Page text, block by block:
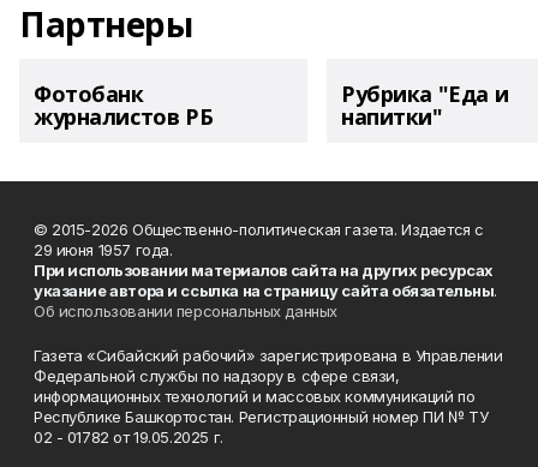
Партнеры
Фотобанк
журналистов РБ
Рубрика "Еда и
напитки"
© 2015-2026 Общественно-политическая газета. Издается с
29 июня 1957 года.
При использовании материалов сайта на других ресурсах
указание автора и ссылка на страницу сайта обязательны.
Об использовании персональных данных
Газета «Сибайский рабочий» зарегистрирована в Управлении
Федеральной службы по надзору в сфере связи,
информационных технологий и массовых коммуникаций по
Республике Башкортостан. Регистрационный номер ПИ № ТУ
02 - 01782 от 19.05.2025 г.